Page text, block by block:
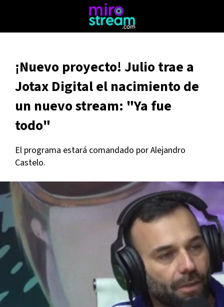
¡Nuevo proyecto! Julio trae a
Jotax Digital el nacimiento de
un nuevo stream: "Ya fue
todo"
El programa estará comandado por Alejandro
Castelo.